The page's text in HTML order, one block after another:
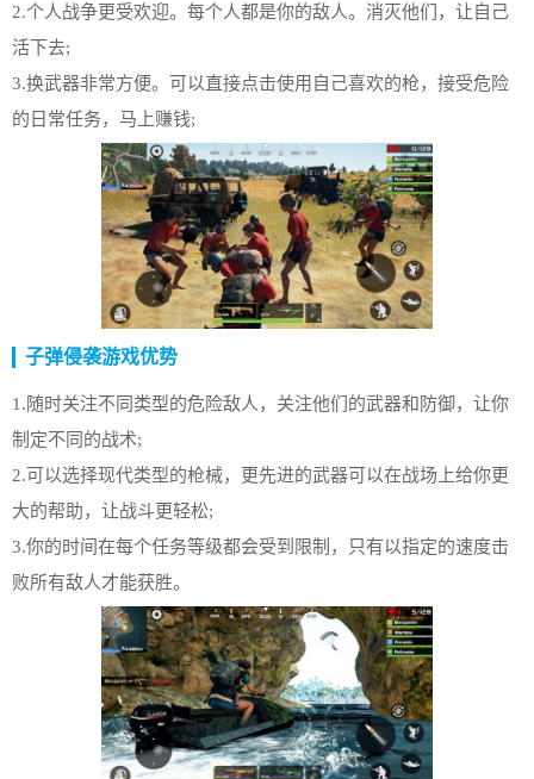
2.个人战争更受欢迎。每个人都是你的敌人。消灭他们，让自己
活下去;
3.换武器非常方便。可以直接点击使用自己喜欢的枪，接受危险
的日常任务，马上赚钱;
子弹侵袭游戏优势
1.随时关注不同类型的危险敌人，关注他们的武器和防御，让你
制定不同的战术;
2.可以选择现代类型的枪械，更先进的武器可以在战场上给你更
大的帮助，让战斗更轻松;
3.你的时间在每个任务等级都会受到限制，只有以指定的速度击
败所有敌人才能获胜。